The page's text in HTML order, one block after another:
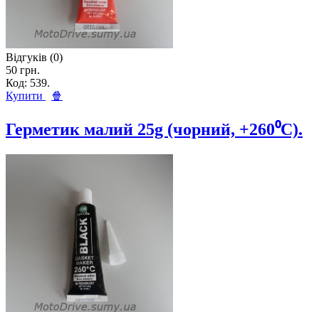
Відгуків (0)
50 грн.
Код: 539.
Купити
🍿
Герметик малий 25g (чорний, +260⁰C).